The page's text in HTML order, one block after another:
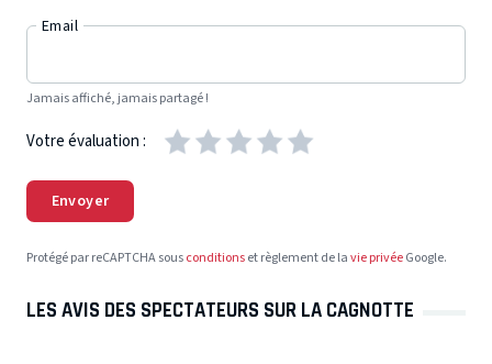
Email
Jamais affiché, jamais partagé !
Votre évaluation :
Envoyer
Protégé par reCAPTCHA sousconditionset règlement de lavie privéeGoogle.
LES AVIS DES SPECTATEURS SUR LA CAGNOTTE